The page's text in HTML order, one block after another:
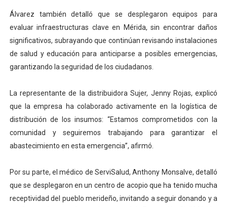
Álvarez también detalló que se desplegaron equipos para
evaluar infraestructuras clave en Mérida, sin encontrar daños
significativos, subrayando que continúan revisando instalaciones
de salud y educación para anticiparse a posibles emergencias,
garantizando la seguridad de los ciudadanos.
La representante de la distribuidora Sujer, Jenny Rojas, explicó
que la empresa ha colaborado activamente en la logística de
distribución de los insumos: “Estamos comprometidos con la
comunidad y seguiremos trabajando para garantizar el
abastecimiento en esta emergencia”, afirmó.
Por su parte, el médico de ServiSalud, Anthony Monsalve, detalló
que se desplegaron en un centro de acopio que ha tenido mucha
receptividad del pueblo merideño, invitando a seguir donando y a